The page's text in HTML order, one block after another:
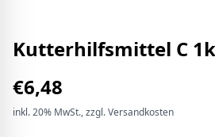
Kutterhilfsmittel C
€6,48
inkl.20% MwSt., zzgl. Versandkosten